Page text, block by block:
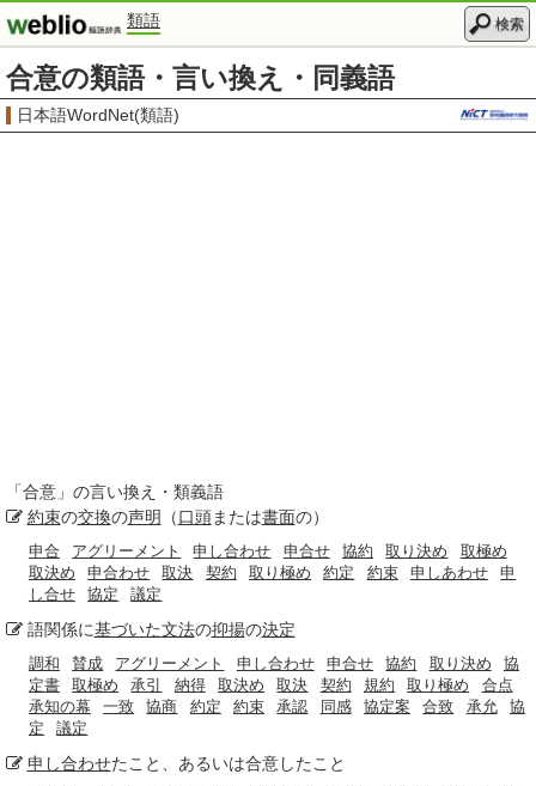
類語 検索
合意の類語・言い換え・同義語
日本語WordNet(類語)
「合意 」の言い換え・類義語
約束の交換の声明 （口頭または書面の）
申合 アグリーメント 申し合わせ 申合せ 協約 取り決め
取極め
取決め
申合わせ 取決 契約 取り極め 約定 約束 申しあわせ
申
し合せ
協定 議定
語関係に基づいた文法の抑揚の決定
調和 賛成 アグリーメント 申し合わせ 申合せ 協約 取り決め
協
定書
取極め 承引 納得 取決め 取決 契約 規約 取り極め
合点
承知の幕
一致 協商 約定 約束 承認 同感 協定案 合致 承允
協
定
議定
申し合わせたこと、あるいは合意したこと